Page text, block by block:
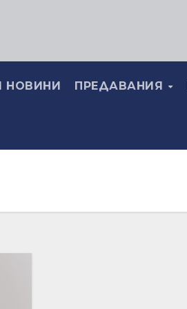
НОВИНИ ПРЕДАВАНИЯ